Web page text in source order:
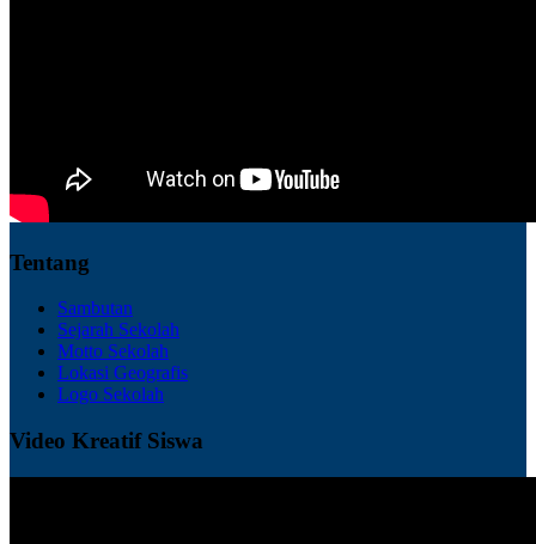
Tentang
Sambutan
Sejarah Sekolah
Motto Sekolah
Lokasi Geografis
Logo Sekolah
Video Kreatif Siswa